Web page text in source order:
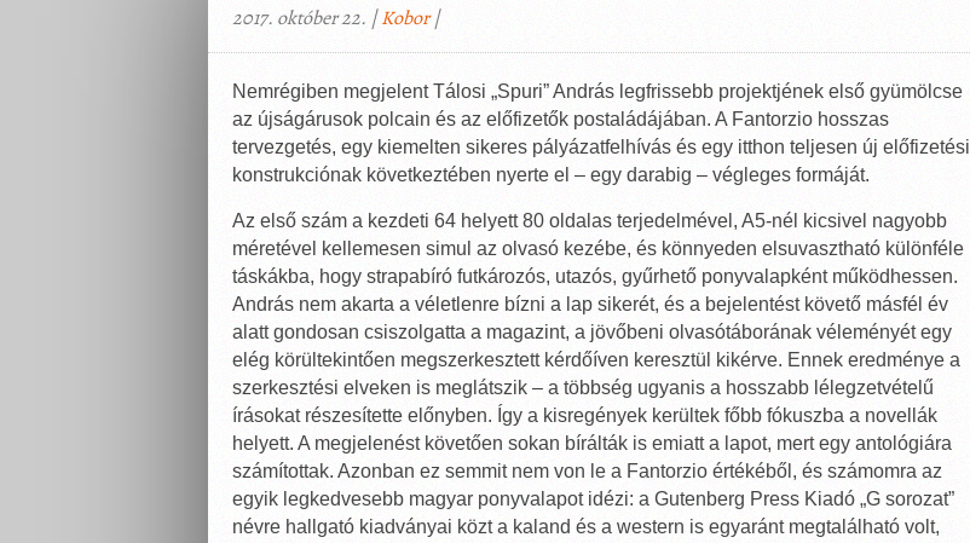
2017. október 22. |Kobor|
Nemrégiben megjelent Tálosi „Spuri” András legfrissebb projektjének első gyümölcse
az újságárusok polcain és az előfizetők postaládájában. A Fantorzio hosszas
tervezgetés, egy kiemelten sikeres pályázatfelhívás és egy itthon teljesen új előfizetési
konstrukciónak következtében nyerte el – egy darabig – végleges formáját.
Az első szám a kezdeti 64 helyett 80 oldalas terjedelmével, A5-nél kicsivel nagyobb
méretével kellemesen simul az olvasó kezébe, és könnyeden elsuvasztható különféle
táskákba, hogy strapabíró futkározós, utazós, gyűrhető ponyvalapként működhessen.
András nem akarta a véletlenre bízni a lap sikerét, és a bejelentést követő másfél év
alatt gondosan csiszolgatta a magazint, a jövőbeni olvasótáborának véleményét egy
elég körültekintően megszerkesztett kérdőíven keresztül kikérve. Ennek eredménye a
szerkesztési elveken is meglátszik – a többség ugyanis a hosszabb lélegzetvételű
írásokat részesítette előnyben. Így a kisregények kerültek főbb fókuszba a novellák
helyett. A megjelenést követően sokan bírálták is emiatt a lapot, mert egy antológiára
számítottak. Azonban ez semmit nem von le a Fantorzio értékéből, és számomra az
egyik legkedvesebb magyar ponyvalapot idézi: a Gutenberg Press Kiadó „G sorozat”
névre hallgató kiadványai közt a kaland és a western is egyaránt megtalálható volt,